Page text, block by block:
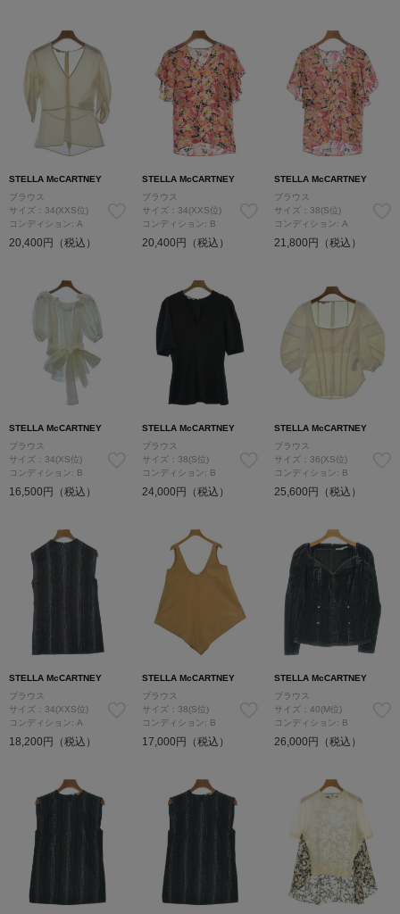
STELLA McCARTNEY
ブラウス
サイズ：34(XXS位)
コンディション: A
20,400円（税込）
STELLA McCARTNEY
ブラウス
サイズ：34(XXS位)
コンディション: B
20,400円（税込）
STELLA McCARTNEY
ブラウス
サイズ：38(S位)
コンディション: A
21,800円（税込）
STELLA McCARTNEY
ブラウス
サイズ：34(XS位)
コンディション: B
16,500円（税込）
STELLA McCARTNEY
ブラウス
サイズ：38(S位)
コンディション: B
24,000円（税込）
STELLA McCARTNEY
ブラウス
サイズ：36(XS位)
コンディション: B
25,600円（税込）
STELLA McCARTNEY
ブラウス
サイズ：34(XXS位)
コンディション: A
18,200円（税込）
STELLA McCARTNEY
ブラウス
サイズ：38(S位)
コンディション: B
17,000円（税込）
STELLA McCARTNEY
ブラウス
サイズ：40(M位)
コンディション: B
26,000円（税込）